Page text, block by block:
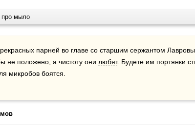
про мыло
парней во главе со старшим сержантом
не положено, а чистоту они любят. Будете им портянки
микробов боятся.